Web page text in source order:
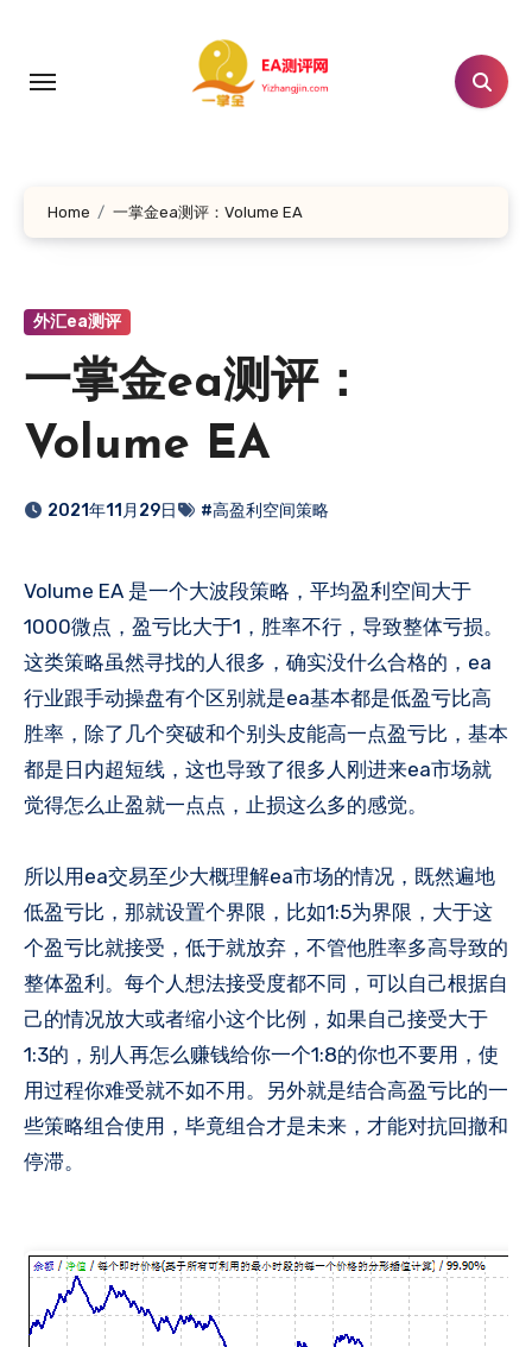
Home 一掌金ea测评：Volume EA
外汇ea测评
一掌金ea测评：
Volume EA
2021年11月29日 #高盈利空间策略
Volume EA 是一个大波段策略，平均盈利空间大于
1000微点，盈亏比大于1，胜率不行，导致整体亏损。
这类策略虽然寻找的人很多，确实没什么合格的，ea
行业跟手动操盘有个区别就是ea基本都是低盈亏比高
胜率，除了几个突破和个别头皮能高一点盈亏比，基本
都是日内超短线，这也导致了很多人刚进来ea市场就
觉得怎么止盈就一点点，止损这么多的感觉。
所以用ea交易至少大概理解ea市场的情况，既然遍地
低盈亏比，那就设置个界限，比如1:5为界限，大于这
个盈亏比就接受，低于就放弃，不管他胜率多高导致的
整体盈利。每个人想法接受度都不同，可以自己根据自
己的情况放大或者缩小这个比例，如果自己接受大于
1:3的，别人再怎么赚钱给你一个1:8的你也不要用，使
用过程你难受就不如不用。另外就是结合高盈亏比的一
些策略组合使用，毕竟组合才是未来，才能对抗回撤和
停滞。